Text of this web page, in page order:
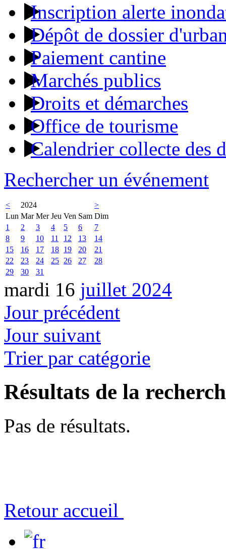
Inscription alerte
Dépôt de dossier
Paiement cantine
Marchés publics
Droits et démarches
Office de tourisme
Calendrier collecte des
Rechercher un événement
< 2024
>
Lun Mar Mer Jeu Ven Sam Dim
1
2 3 4 5 6
7
8
9 10 11 12 13
14
15
16 17 18 19 20
21
22
23 24 25 26 27
28
29
30 31
mardi 16 juillet 2024
Jour précédent
Jour suivant
Trier par catégorie
Résultats de la
Pas de résultats.
Retour accueil